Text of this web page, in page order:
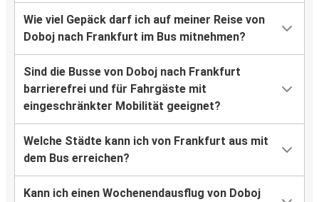
Wie viel Gepäck darf ich auf meiner Reise von
Doboj nach Frankfurt im Bus mitnehmen?
Sind die Busse von Doboj nach Frankfurt
barrierefrei und für Fahrgäste mit
eingeschränkter Mobilität geeignet?
Welche Städte kann ich von Frankfurt aus mit
dem Bus erreichen?
Kann ich einen Wochenendausflug von Doboj